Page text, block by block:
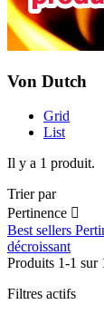
Von Dutch
Grid
List
Il y a 1 produit.
Trier par
Pertinence 
Best sellers
décroissant
Produits 1-1 sur
Filtres actifs